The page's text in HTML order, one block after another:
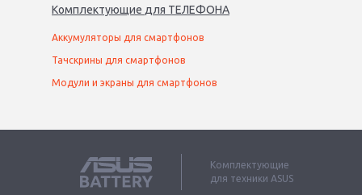
Комплектующие для ТЕЛЕФОНА
Аккумуляторы для смартфонов
Тачскрины для смартфонов
Модули и экраны для смартфонов
Комплектующие
для техники ASUS